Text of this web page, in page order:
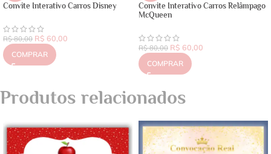
Convite Interativo Carros Disney
R$80,00 R$ 60,00
COMPRAR
Convite Interativo Carros Relâmpago
McQueen
R$80,00 R$ 60,00
COMPRAR
Produtos relacionados